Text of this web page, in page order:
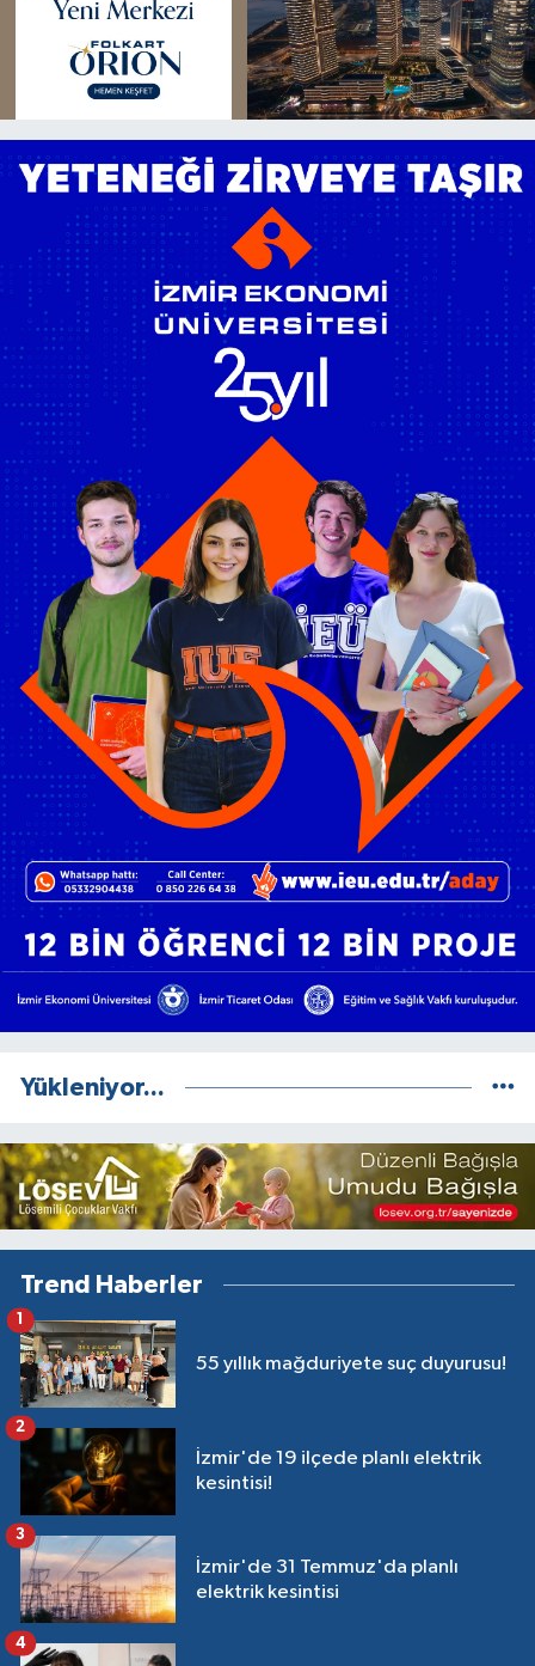
Yükleniyor...
Trend Haberler
55 yıllık mağduriyete suç duyurusu!
1
İzmir'de 19 ilçede planlı elektrik
kesintisi!
2
İzmir'de 31 Temmuz'da planlı
elektrik kesintisi
3
4